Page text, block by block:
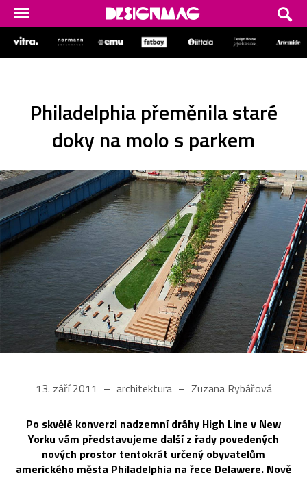
Philadelphia přeměnila staré
doky na molo s parkem
13. září 2011 architektura Zuzana Rybářová
Po skvělé konverzi nadzemní dráhy High Line v New
Yorku vám představujeme další z řady povedených
nových prostor tentokrát určený obyvatelům
amerického města Philadelphia na řece Delawere. Nově